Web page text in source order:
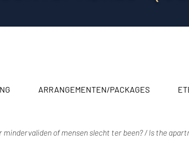
ARRANGEMENTEN/PACKAGES
of mensen slecht ter been? / Is the